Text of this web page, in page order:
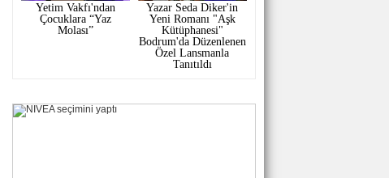
Yetim Vakfı'ndan
Çocuklara “Yaz
Molası”
Yazar Seda Diker'in
Yeni Romanı "Aşk
Kütüphanesi"
Bodrum'da Düzenlenen
Özel Lansmanla
Tanıtıldı